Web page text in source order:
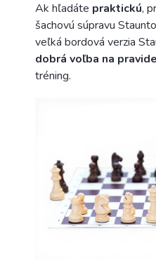
Ak hľadáte praktickú,
šachovú súpravu
veľká bordová verzia
dobrá voľba na
tréning.